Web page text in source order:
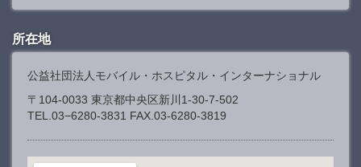
所在地
公益社団法人モバイル・ホスピタル・インターナショナル
〒104-0033 東京都中央区新川1-30-7-502
TEL.03−6280-3831 FAX.03-6280-3819